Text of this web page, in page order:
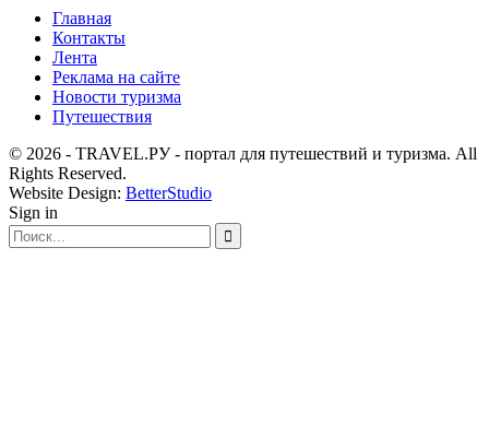
Главная
Контакты
Лента
Реклама на сайте
Новости туризма
Путешествия
© 2026 - TRAVEL.РУ - портал для путешествий и туризма. All
Rights Reserved.
Website Design: BetterStudio
Sign in